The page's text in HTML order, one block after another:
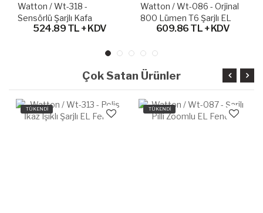
Watton / Wt-318 -
Sensörlü Şarjlı Kafa
Lambası
524.89 TL + KDV
Watton / Wt-086 - Orjinal
800 Lümen T6 Şarjlı EL
Feneri609.86 TL + KDV
Çok Satan Ürünler
TÜKENDİ TÜKENDİ